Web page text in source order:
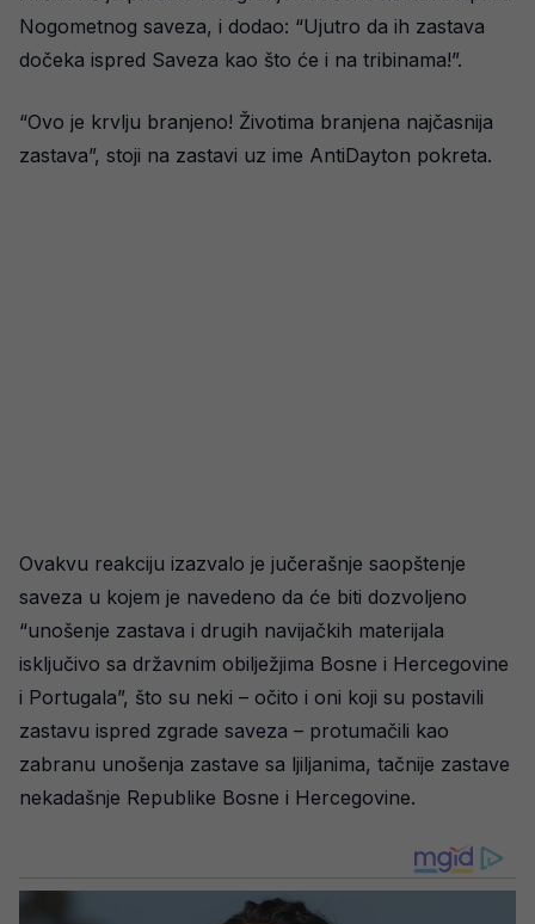
Nogometnog saveza, i dodao: “Ujutro da ih zastava
dočeka ispred Saveza kao što će i na tribinama!”.
“Ovo je krvlju branjeno! Životima branjena najčasnija
zastava”, stoji na zastavi uz ime AntiDayton pokreta.
Ovakvu reakciju izazvalo je jučerašnje saopštenje
saveza u kojem je navedeno da će biti dozvoljeno
“unošenje zastava i drugih navijačkih materijala
isključivo sa državnim obilježjima Bosne i Hercegovine
i Portugala”, što su neki – očito i oni koji su postavili
zastavu ispred zgrade saveza – protumačili kao
zabranu unošenja zastave sa ljiljanima, tačnije zastave
nekadašnje Republike Bosne i Hercegovine.